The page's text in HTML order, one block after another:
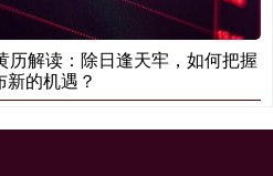
解读：除日逢天牢，如何把握
新的机遇？